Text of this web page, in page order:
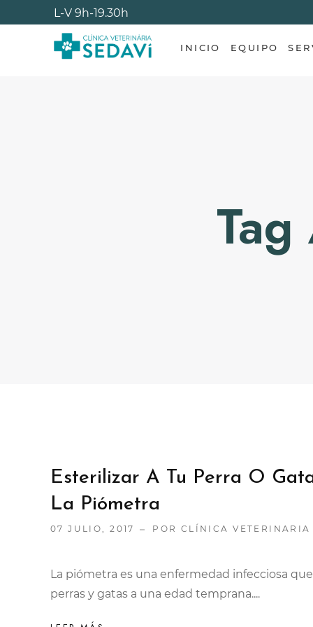
L-V 9h-19.30h
INICIO EQUIPO
Esterilizar A Tu Perra O
La Piómetra
07 JULIO, 2017 POR CLÍNICA VETERINARIA
La piómetra es una enfermedad infecciosa
perras y gatas a una edad temprana....